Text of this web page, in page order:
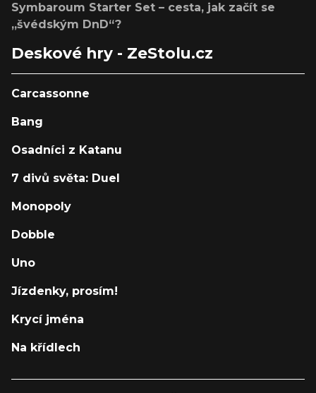
Symbaroum Starter Set – cesta, jak začít se
„švédským DnD“?
Deskové hry - ZeStolu.cz
Carcassonne
Bang
Osadníci z Katanu
7 divů světa: Duel
Monopoly
Dobble
Uno
Jízdenky, prosím!
Krycí jména
Na křídlech